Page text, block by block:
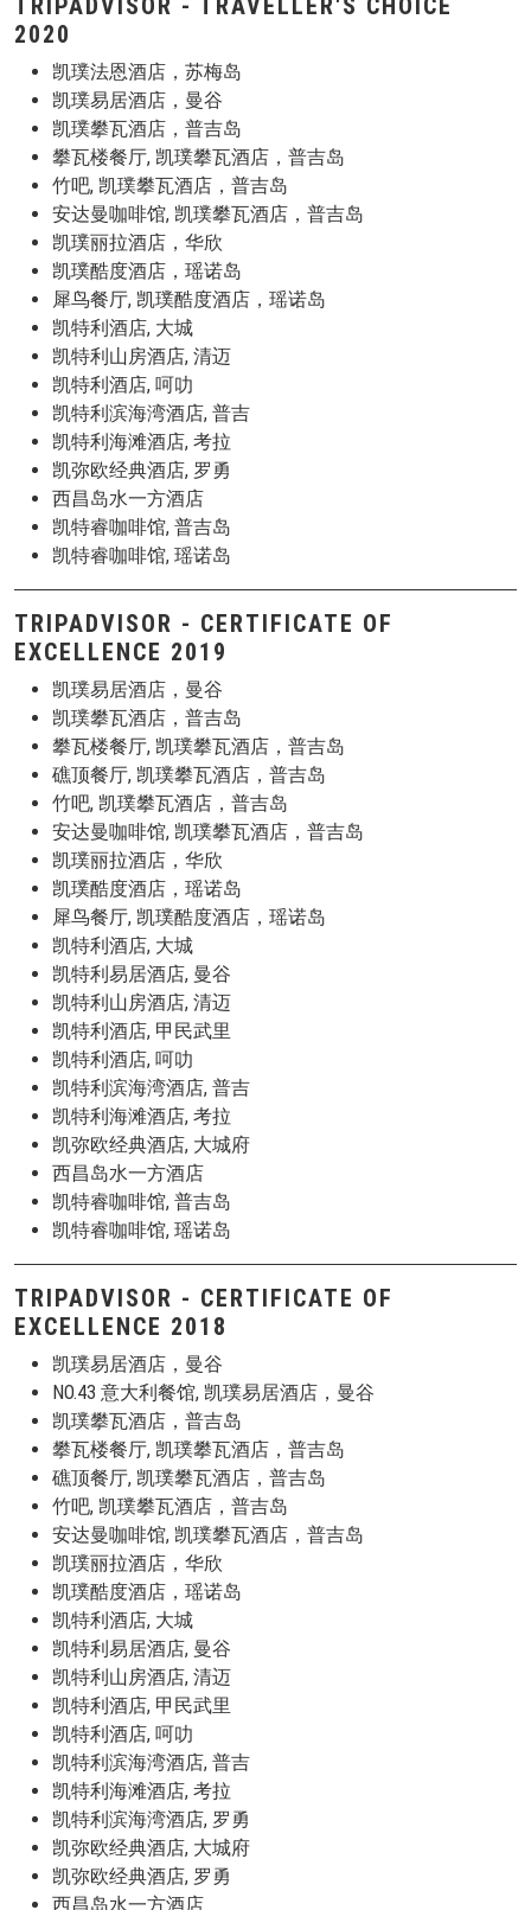
TRIPADVISOR - TRAVELLER'S CHOICE
2020
凯璞法恩酒店，苏梅岛
凯璞易居酒店，曼谷
凯璞攀瓦酒店，普吉岛
攀瓦楼餐厅, 凯璞攀瓦酒店，普吉岛
竹吧, 凯璞攀瓦酒店，普吉岛
安达曼咖啡馆, 凯璞攀瓦酒店，普吉岛
凯璞丽拉酒店，华欣
凯璞酷度酒店，瑶诺岛
犀鸟餐厅, 凯璞酷度酒店，瑶诺岛
凯特利酒店, 大城
凯特利山房酒店, 清迈
凯特利酒店, 呵叻
凯特利滨海湾酒店, 普吉
凯特利海滩酒店, 考拉
凯弥欧经典酒店, 罗勇
西昌岛水一方酒店
凯特睿咖啡馆, 普吉岛
凯特睿咖啡馆, 瑶诺岛
TRIPADVISOR - CERTIFICATE OF
EXCELLENCE 2019
凯璞易居酒店，曼谷
凯璞攀瓦酒店，普吉岛
攀瓦楼餐厅, 凯璞攀瓦酒店，普吉岛
礁顶餐厅, 凯璞攀瓦酒店，普吉岛
竹吧, 凯璞攀瓦酒店，普吉岛
安达曼咖啡馆, 凯璞攀瓦酒店，普吉岛
凯璞丽拉酒店，华欣
凯璞酷度酒店，瑶诺岛
犀鸟餐厅, 凯璞酷度酒店，瑶诺岛
凯特利酒店, 大城
凯特利易居酒店, 曼谷
凯特利山房酒店, 清迈
凯特利酒店, 甲民武里
凯特利酒店, 呵叻
凯特利滨海湾酒店, 普吉
凯特利海滩酒店, 考拉
凯弥欧经典酒店, 大城府
西昌岛水一方酒店
凯特睿咖啡馆, 普吉岛
凯特睿咖啡馆, 瑶诺岛
TRIPADVISOR - CERTIFICATE OF
EXCELLENCE 2018
凯璞易居酒店，曼谷
NO.43 意大利餐馆, 凯璞易居酒店，曼谷
凯璞攀瓦酒店，普吉岛
攀瓦楼餐厅, 凯璞攀瓦酒店，普吉岛
礁顶餐厅, 凯璞攀瓦酒店，普吉岛
竹吧, 凯璞攀瓦酒店，普吉岛
安达曼咖啡馆, 凯璞攀瓦酒店，普吉岛
凯璞丽拉酒店，华欣
凯璞酷度酒店，瑶诺岛
凯特利酒店, 大城
凯特利易居酒店, 曼谷
凯特利山房酒店, 清迈
凯特利酒店, 甲民武里
凯特利酒店, 呵叻
凯特利滨海湾酒店, 普吉
凯特利海滩酒店, 考拉
凯特利滨海湾酒店, 罗勇
凯弥欧经典酒店, 大城府
凯弥欧经典酒店, 罗勇
西昌岛水一方酒店